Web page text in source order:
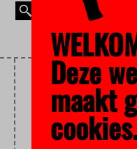
Deze
maakt